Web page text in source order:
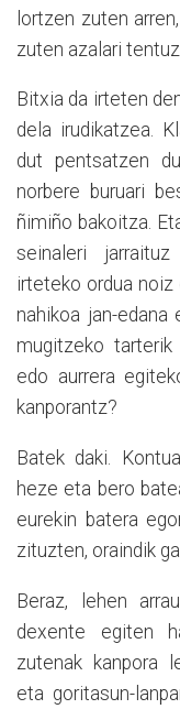
lortzen zuten
zuten azalari
Bitxia da irteten
dela irudikatzea.
dut pentsatzen
norbere buruari
ñimiño bakoitza.
seinaleri
irteteko ordua
nahikoa jan-
mugitzeko
edo aurrera
kanporantz?
Batek daki.
heze eta bero
eurekin batera
zituzten, oraindik
Beraz, lehen
dexente egiten
zutenak kanpora
eta goritasun-